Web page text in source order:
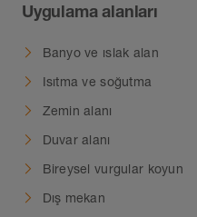
Uygulama alanları
Banyo ve ıslak alan
Isıtma ve soğutma
Zemin alanı
Duvar alanı
Bireysel vurgular koyun
Dış mekan